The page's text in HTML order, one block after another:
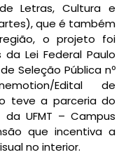
Letras, Cultura e
que é também
o projeto foi
Lei Federal Paulo
Seleção Pública nº
Edital de
teve a parceria do
UFMT – Campus
que incentiva a
no interior.